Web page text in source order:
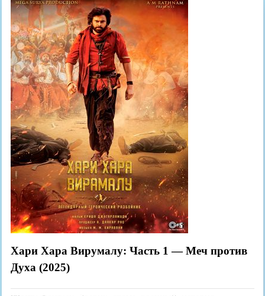
Хари Хара Вирумалу: Часть 1 — Меч против
Духа (2025)